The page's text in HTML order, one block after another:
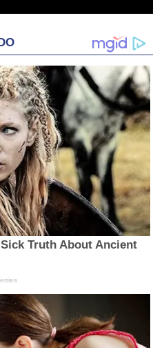
Truth About Ancient